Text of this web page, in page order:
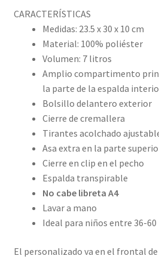
CARACTERÍSTICAS
Medidas: 23.5 x 30 x 10 cm
Material: 100% poliéster
Volumen: 7 litros
Amplio compartimento
la parte de la espalda
Bolsillo delantero exterior
Cierre de cremallera
Tirantes acolchado
Asa extra en la parte
Cierre en clip en el pecho
Espalda transpirable
No cabe libreta A4
Lavar a mano
Ideal para niños entre 36-60
El personalizado va en el frontal